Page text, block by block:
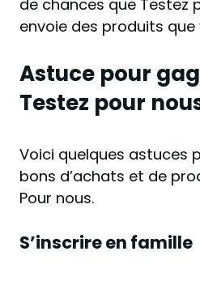
de chances que Testez
envoie des produits que
Astuce pour
Testez pour
Voici quelques astuces
bons d’achats et de
Pour nous.
S’inscrire en famille